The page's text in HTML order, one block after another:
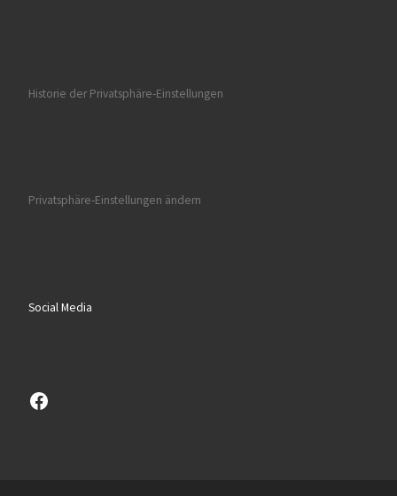
Historie der Privatsphäre-Einstellungen
Privatsphäre-Einstellungen ändern
Social Media
Facebook